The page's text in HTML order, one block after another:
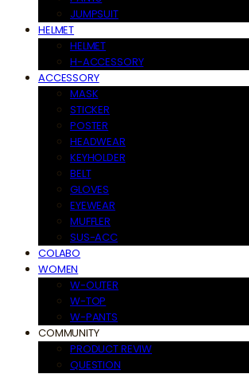
JUMPSUIT
HELMET
HELMET
H-ACCESSORY
ACCESSORY
MASK
STICKER
POSTER
HEADWEAR
KEYHOLDER
BELT
GLOVES
EYEWEAR
MUFFLER
SUS-ACC
COLABO
WOMEN
W-OUTER
W-TOP
W-PANTS
COMMUNITY
PRODUCT REVIW
QUESTION